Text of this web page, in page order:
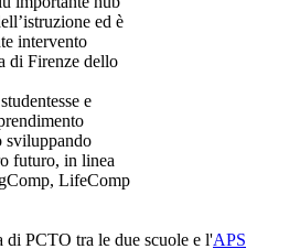
ed è
intervento
di Firenze dello
e
sviluppando
futuro, in linea
LifeComp
di PCTO tra le due scuole e l'APS